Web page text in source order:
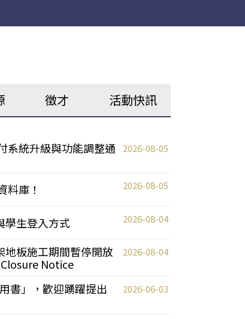
徵才 活動快訊
系統升級與功能調整通
2026-08-05
料庫！ 2026-08-05
生登入方式 2026-08-04
地板施工期間暫停開放
Notice
2026-08-04
書」，歡迎踴躍提出
2026-06-03